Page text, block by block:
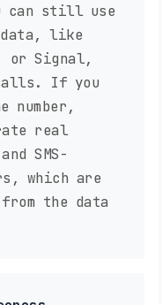
can still use
data, like
or Signal,
If you
number,
real
SMS-
which are
the data